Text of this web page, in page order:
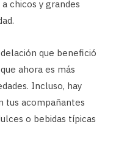
chicos y grandes
que benefició
ahora es más
Incluso, hay
tus acompañantes
o bebidas típicas